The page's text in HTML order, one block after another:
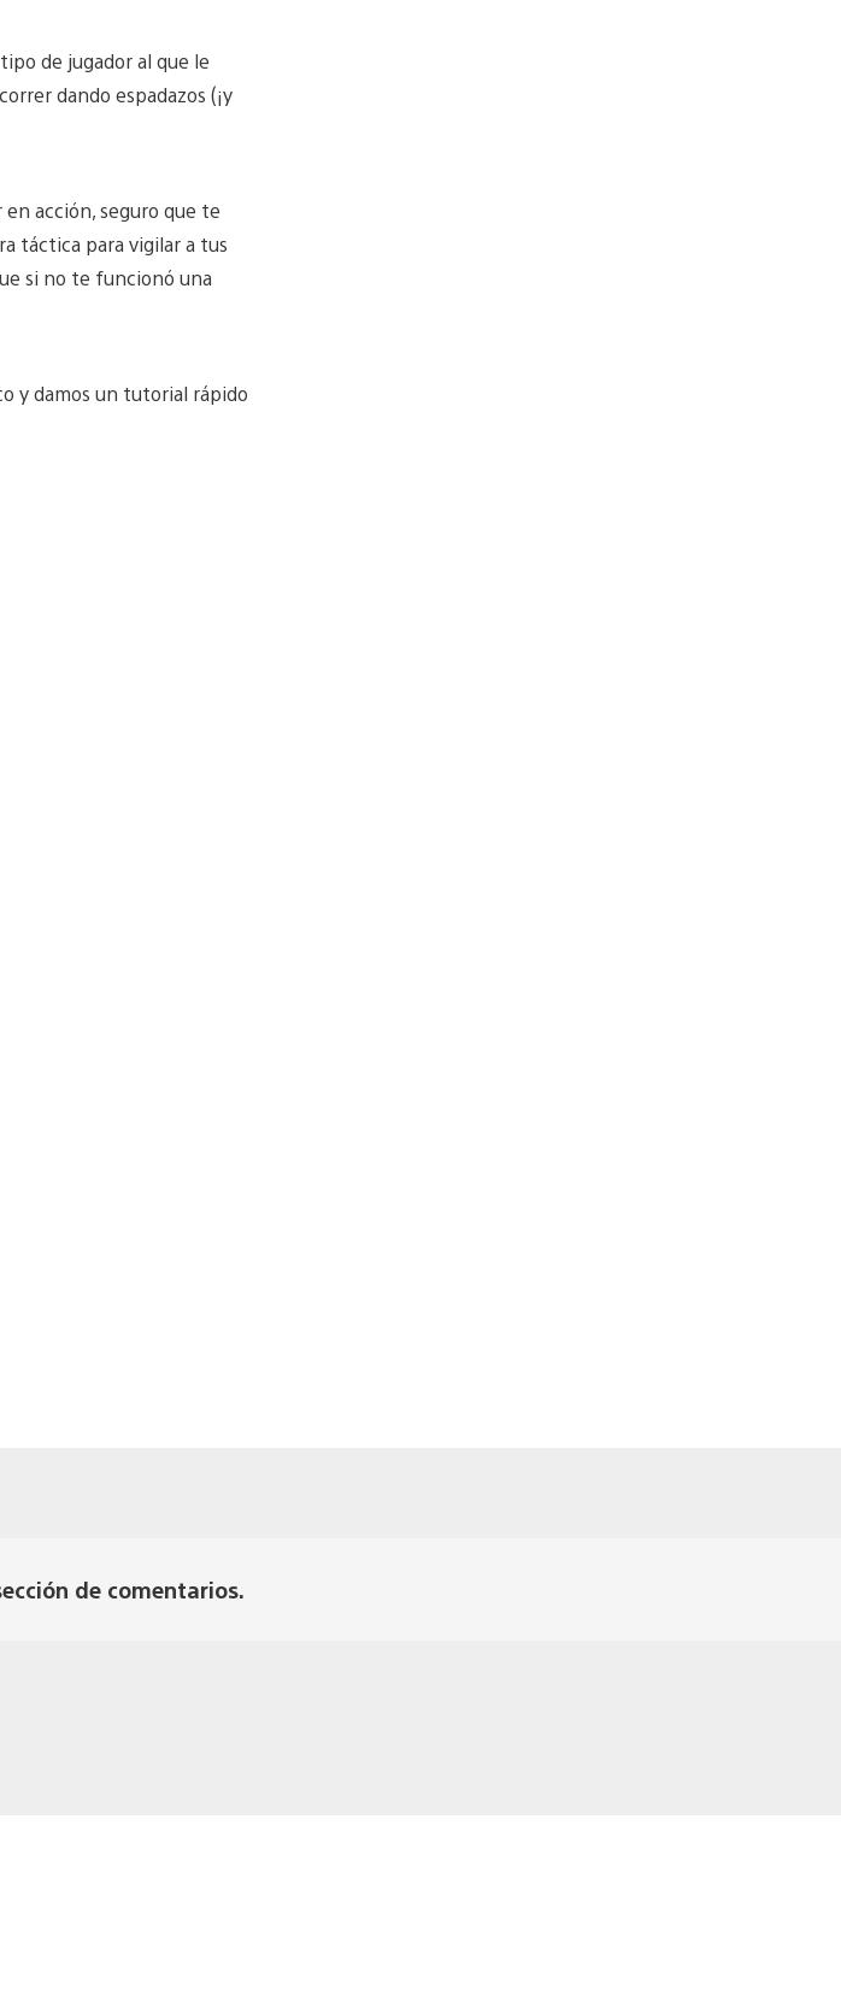
de jugador al que le
dando espadazos (¡y
acción, seguro que te
táctica para vigilar a tus
si no te funcionó una
y damos un tutorial rápido
de comentarios.